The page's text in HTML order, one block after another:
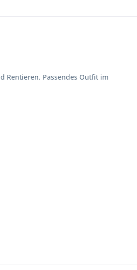
Rentieren. Passendes Outfit im